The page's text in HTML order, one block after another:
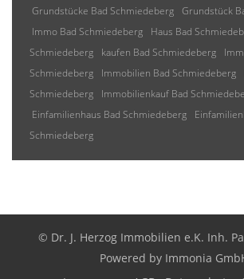
Grundstücke Bad Schmiedeberg Grundstück
Immo Bad Schmiedeberg
Haus Bad
Schmiedeberg
kaufen Bad Schmiedeberg
Schmiedeberg
Immobilien Bad Schmiedeberg
Schmiedeberg
Immobilienkauf Bad
Einfamilienhaus Bad Schmiedeberg
Schmiedeberg
© Dr. J. Herzog Immobilien e.K. Inh.
Powered by Immonia